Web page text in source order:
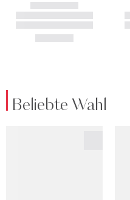
Beliebte Wahl